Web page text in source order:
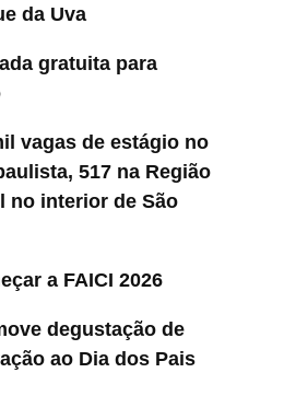
da Uva
gratuita para
vagas de estágio no
517 na Região
no interior de São
a FAICI 2026
degustação de
ao Dia dos Pais